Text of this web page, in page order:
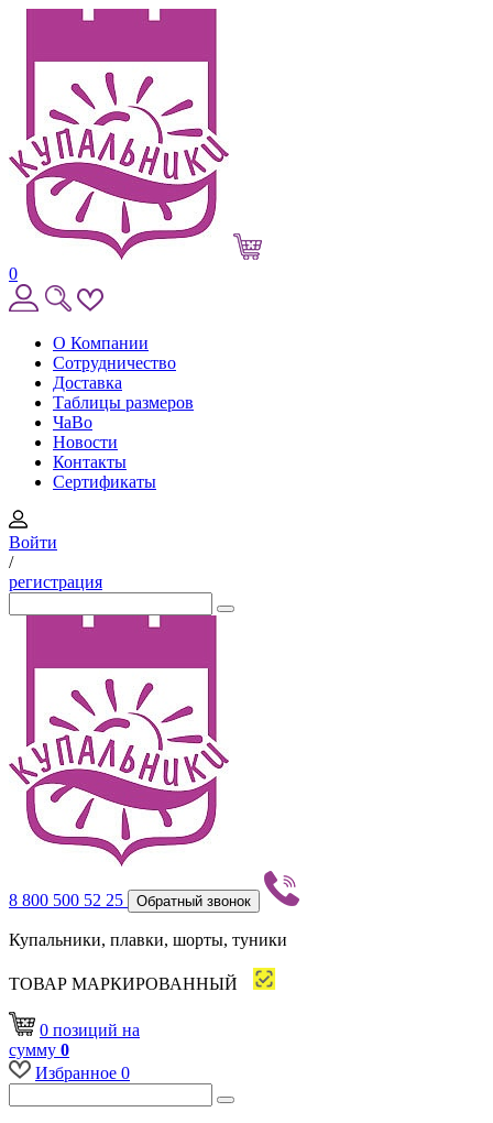
0
О Компании
Сотрудничество
Доставка
Таблицы размеров
ЧаВо
Новости
Контакты
Сертификаты
Войти
/
регистрация
8 800 500 52 25 Обратный звонок
Купальники, плавки, шорты, туники
ТОВАР МАРКИРОВАННЫЙ
0 позиций на
сумму 0
Избранное 0